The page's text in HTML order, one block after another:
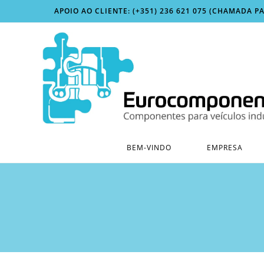
to
APOIO AO CLIENTE: (+351) 236 621 075 (CHAMADA
BEM-VINDO EMPRESA